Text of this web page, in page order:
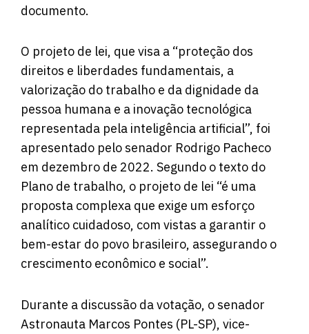
documento.
O projeto de lei, que visa a “proteção dos
direitos e liberdades fundamentais, a
valorização do trabalho e da dignidade da
pessoa humana e a inovação tecnológica
representada pela inteligência artificial”, foi
apresentado pelo senador Rodrigo Pacheco
em dezembro de 2022. Segundo o texto do
Plano de trabalho, o projeto de lei “é uma
proposta complexa que exige um esforço
analítico cuidadoso, com vistas a garantir o
bem-estar do povo brasileiro, assegurando o
crescimento econômico e social”.
Durante a discussão da votação, o senador
Astronauta Marcos Pontes (PL-SP), vice-